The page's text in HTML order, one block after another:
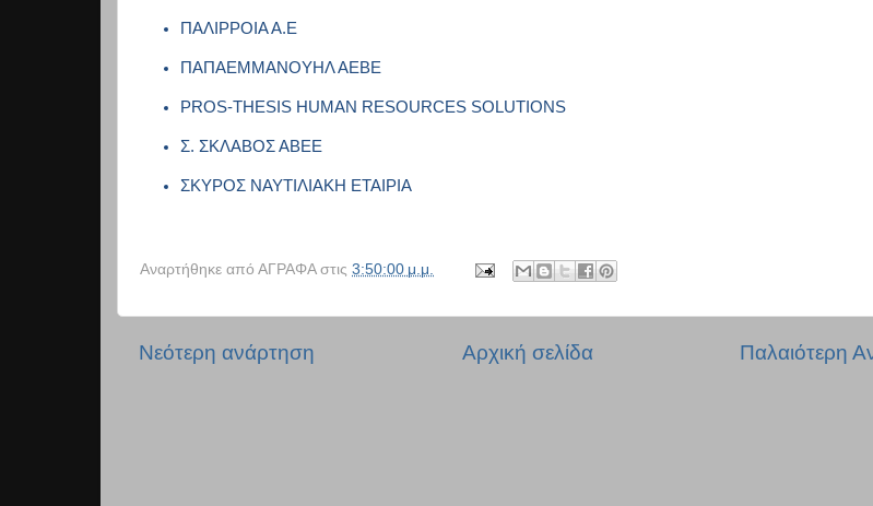
ΠΑΛΙΡΡΟΙΑ Α.Ε
ΠΑΠΑΕΜΜΑΝΟΥΗΛ ΑΕΒΕ
PROS-THESIS HUMAN RESOURCES SOLUTIONS
Σ. ΣΚΛΑΒΟΣ ΑΒΕΕ
ΣΚΥΡΟΣ ΝΑΥΤΙΛΙΑΚΗ ΕΤΑΙΡΙΑ
Αναρτήθηκε από ΑΓΡΑΦΑ στις 3:50:00 μ.μ.
Νεότερη ανάρτηση Παλαιότερη
Αρχική σελίδα